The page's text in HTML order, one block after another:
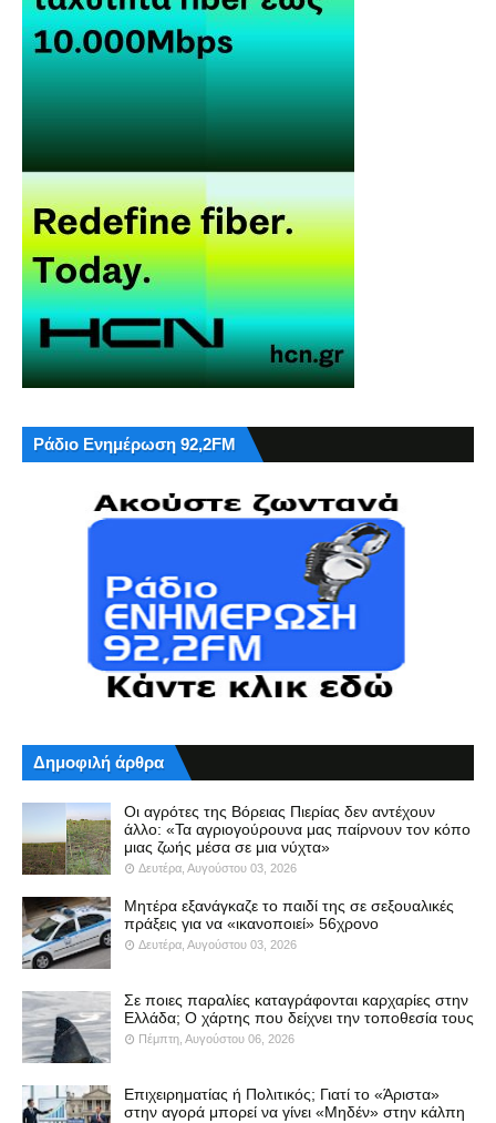
Ράδιο Ενημέρωση 92,2FM
Δημοφιλή άρθρα
Οι αγρότες της Βόρειας Πιερίας δεν αντέχουν
άλλο: «Τα αγριογούρουνα μας παίρνουν τον κόπο
μιας ζωής μέσα σε μια νύχτα»
Δευτέρα, Αυγούστου 03, 2026
Μητέρα εξανάγκαζε το παιδί της σε σεξουαλικές
πράξεις για να «ικανοποιεί» 56χρονο
Δευτέρα, Αυγούστου 03, 2026
Σε ποιες παραλίες καταγράφονται καρχαρίες στην
Ελλάδα; Ο χάρτης που δείχνει την τοποθεσία τους
Πέμπτη, Αυγούστου 06, 2026
Επιχειρηματίας ή Πολιτικός; Γιατί το «Άριστα»
στην αγορά μπορεί να γίνει «Μηδέν» στην κάλπη